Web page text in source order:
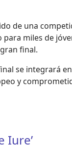
de una
miles de
final.
se integrará
y
Iure’